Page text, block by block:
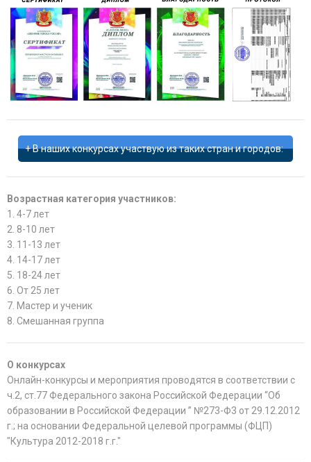
В наших конкурсах участвую из таких стран и городов:
Возрастная категория участников:
1. 4-7 лет
2. 8-10 лет
3. 11-13 лет
4. 14-17 лет
5. 18-24 лет
6. От 25 лет
7. Мастер и ученик
8. Смешанная группа
О конкурсах
Онлайн-конкурсы и мероприятия проводятся в соответствии с
ч.2, ст.77 Федерального закона Российской Федерации “Об
образовании в Российской Федерации ” №273-Ф3 от 29.12.2012
г.; на основании Федеральной целевой программы (ФЦП)
"Культура 2012-2018 г.г."